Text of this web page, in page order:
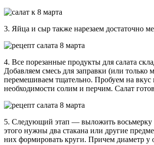
3. Яйца и сыр также нарезаем достаточно
4. Все порезанные продукты для салата
Добавляем смесь для заправки (или только
перемешиваем тщательно. Пробуем на вкус
необходимости солим и перчим. Салат
5. Следующий этап — выложить восьмерку
этого нужны два стакана или другие
них формировать круги. Причем диаметр у